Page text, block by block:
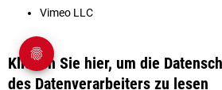
Vimeo LLC
Klicken Sie hier, um die
des Datenverarbeiters zu lesen